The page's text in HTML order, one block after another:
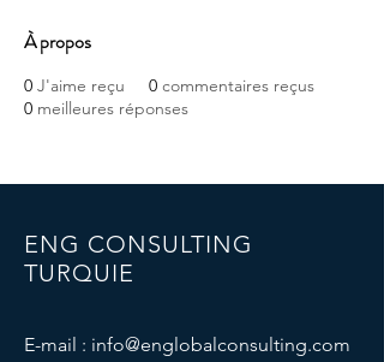
À propos
0 J'aime reçu 0 commentaires reçus
0 meilleures réponses
ENG CONSULTING
TURQUIE
E-mail : info@englobalconsulting.com